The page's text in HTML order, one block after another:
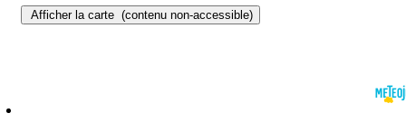
Afficher la carte (contenu non-accessible)